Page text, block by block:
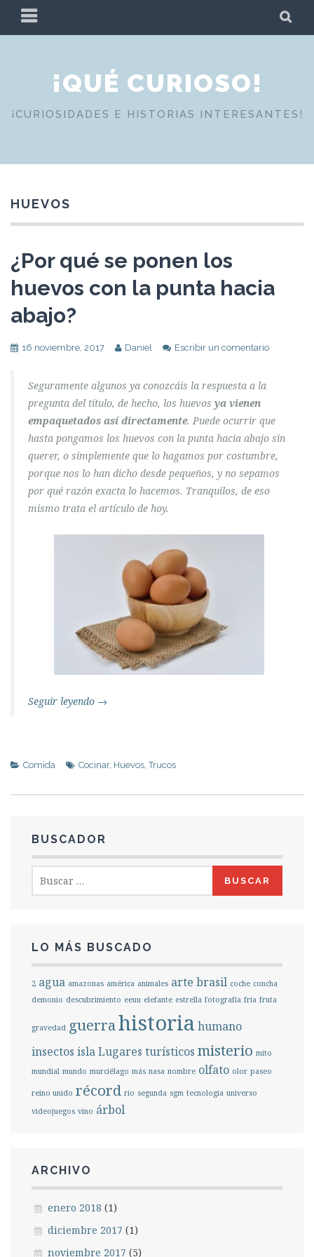
PRIMARY
MENU
¡QUÉ CURIOSO!
¡CURIOSIDADES E HISTORIAS INTERESANTES!
HUEVOS
¿Por qué se ponen los
huevos con la punta hacia
abajo?
16 noviembre, 2017 Daniel Escribir un comentario
Seguramente algunos ya conozcáis la respuesta a la
pregunta del título, de hecho, los huevos ya vienen
empaquetados así directamente. Puede ocurrir que
hasta pongamos los huevos con la punta hacia abajo sin
querer, o simplemente que lo hagamos por costumbre,
porque nos lo han dicho desde pequeños, y no sepamos
por qué razón exacta lo hacemos. Tranquilos, de eso
mismo trata el artículo de hoy.
Seguir leyendo →
Comida Cocinar, Huevos,Trucos
BUSCADOR
LO MÁS BUSCADO
2 agua amazonas américa animales arte brasil coche concha
demonio descubrimiento eeuu elefante estrella fotografía fria fruta
gravedad guerrahistoria humano
insectos islaLugares turísticos misterio mito
mundial mundo murciélago más nasa nombre olfato olor paseo
reino unido récord río segunda sgm tecnologia universo
videojuegos vino árbol
ARCHIVO
enero 2018 (1)
diciembre 2017 (1)
noviembre 2017 (5)